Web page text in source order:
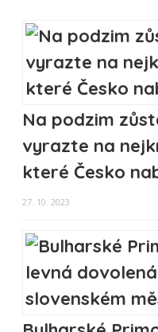
Na podzim
vyrazte na
které Česko
27. 10. 2023